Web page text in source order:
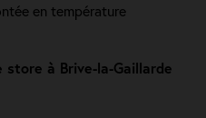
en température
à Brive-la-Gaillarde